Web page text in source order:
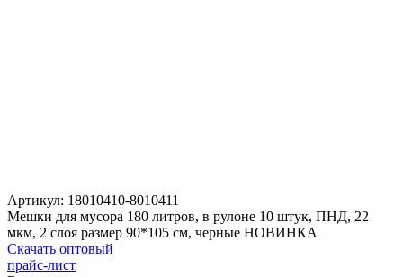
Артикул: 18010410-8010411
Мешки для мусора 180 литров, в рулоне 10 штук, ПНД, 22
мкм, 2 слоя размер 90*105 см, черные НОВИНКА
Скачать оптовый
прайс-лист